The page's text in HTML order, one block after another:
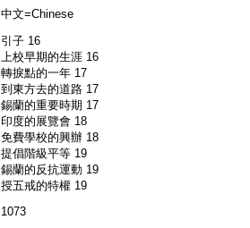
中文=Chinese
引子 16
上校早期的生涯 16
轉捩點的一年 17
到東方去的道路 17
錫蘭的重要時期 17
印度的展覽會 18
免費學校的興辦 18
提倡階級平等 19
錫蘭的反抗運動 19
授五戒的特權 19
1073